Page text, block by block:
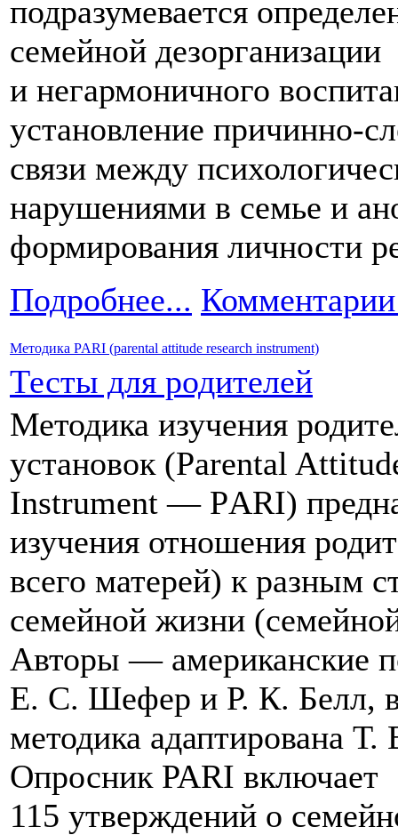
подразумевается
семейной дезорганизации
и негармоничного
установление причинно-
связи между
нарушениями в семье и
формирования личности
Подробнее...
Методика PARI (parental attitude research instrument)
Тесты для родителей
Методика изучения
установок (Parental
Instrument —РARI)
изучения отношения
всего матерей) к разным
семейной жизни
Авторы —американские
Е. С. Шефер и Р. К. Белл,
методика адаптирована Т.
Опросник PARI включает
115 утверждений о